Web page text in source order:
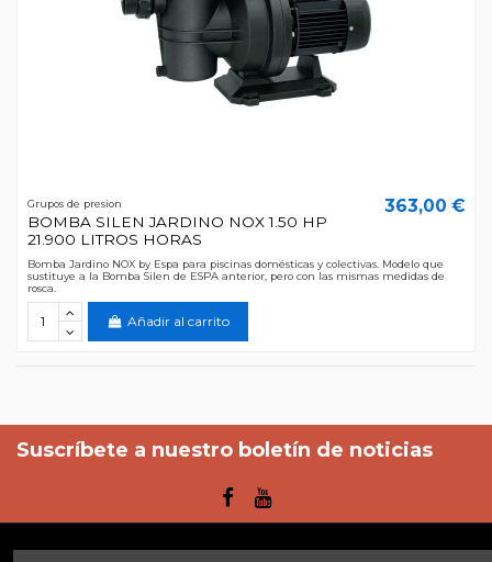
Grupos de presion
BOMBA SILEN JARDINO NOX 1.50 HP
21.900 LITROS HORAS
363,00 €
Bomba Jardino NOX by Espa para piscinas domésticas y colectivas. Modelo que
sustituye a la Bomba Silen de ESPA anterior, pero con las mismas medidas de
rosca.
Añadir al carrito
Suscríbete a nuestro boletín de noticias